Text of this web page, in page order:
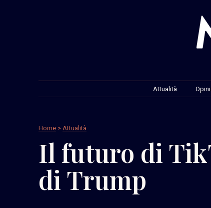
Attualità
Home > Attualità
Il futuro di
di Trump